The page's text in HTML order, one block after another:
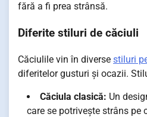
fără a fi prea strânsă.
Diferite stiluri de căciuli
Căciulile vin în diverse stiluri
diferitelor gusturi și ocazii.
Căciula clasică: Un
care se potrivește strâns pe